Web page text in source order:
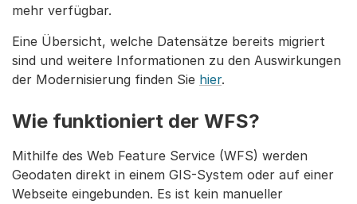
mehr verfügbar.
Eine Übersicht, welche Datensätze bereits migriert
sind und weitere Informationen zu den Auswirkungen
der Modernisierung finden Sie hier.
Wie funktioniert der WFS?
Mithilfe des Web Feature Service (WFS) werden
Geodaten direkt in einem GIS-System oder auf einer
Webseite eingebunden. Es ist kein manueller